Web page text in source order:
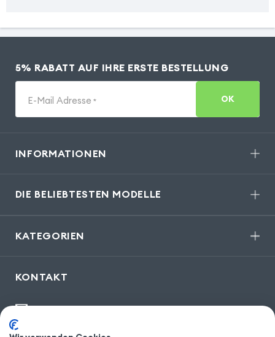
5% RABATT AUF IHRE ERSTE BESTELLUNG
E-Mail Adresse * OK
INFORMATIONEN
DIE BELIEBTESTEN MODELLE
KATEGORIEN
KONTAKT
kontakt@gsm55.de